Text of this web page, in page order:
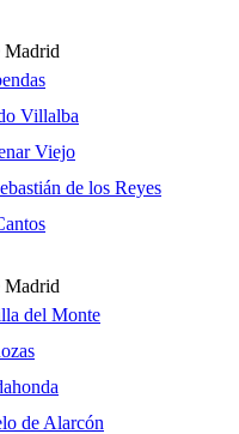
Madrid
Villalba
Viejo
de los Reyes
Madrid
del Monte
de Alarcón